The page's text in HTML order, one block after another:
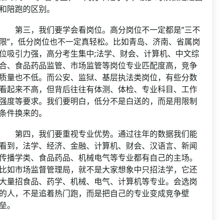
陪跑的区别。
三，我们要学会看岗位。高分岗位不一定都是“三不
”，低分岗位也不一定真轻松。比如青岛、济南、省属岗
吸引力强，高分考生集中;法学、财会、计算机、中文综
、食品药品监管、市场监管等岗位专业匹配度高，竞争
量也不低。而公安、监狱、基层执法类岗位，有些分数
起来不高，但背后往往有体测、体检、专业科目、工作
度等要求。我们要明白，低分不是白送的，而是用限制
件换来的。
四，我们要重视专业优势。通过往年的数据我们能
到，法学、经济、金融、计算机、财会、汉语言、新闻
播学类、食品药品、机械电气等专业都有自己的主场。
如市场监督管理局，就不是大家想象中只招法学，它还
量招食品、药学、机械、电气、计算机等专业。会选岗
人，不是追着热门跑，而是把自己的专业变成竞争壁
。